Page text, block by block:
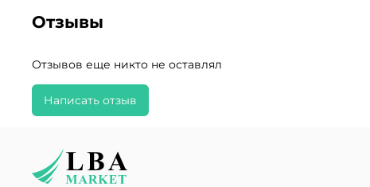
Отзывы
Отзывов еще никто не оставлял
Написать отзыв